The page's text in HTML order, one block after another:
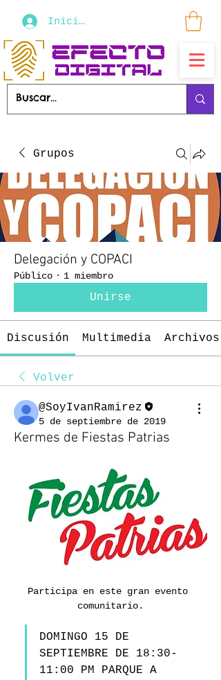
Iniciar sesión
Grupos
Delegación y COPACI
Público · 1 miembro
Unirse
Discusión Multimedia Archivos
Volver
@SoyIvanRamirez
5 de septiembre de 2019
Kermes de Fiestas Patrias
Participa en este gran evento
comunitario.
DOMINGO 15 DE
SEPTIEMBRE DE 18:30-
11:00 PM PARQUE A